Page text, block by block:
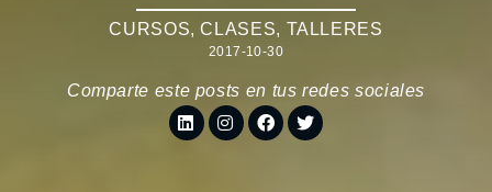
CURSOS, CLASES, TALLERES
2017-10-30
Comparte este posts en tus redes sociales